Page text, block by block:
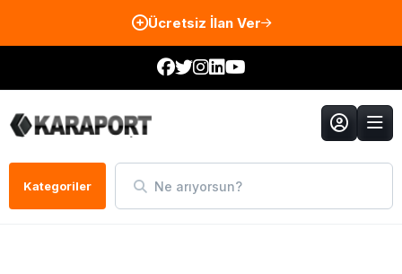
Ücretsiz İlan Ver
Kategoriler Ne arıyorsun?